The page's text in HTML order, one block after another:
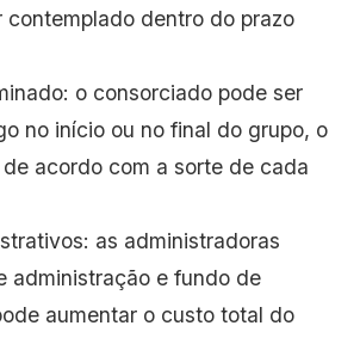
contemplado dentro do prazo
o consorciado pode ser
no início ou no final do grupo, o
acordo com a sorte de cada
as administradoras
administração e fundo de
aumentar o custo total do